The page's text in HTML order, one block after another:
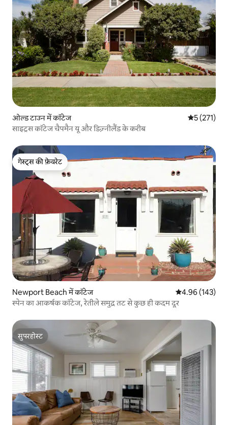
ओल्ड टाउन में कॉटेज औसत रेटिंग 5
5 (271)
साइट्रस कॉटेज चैपमैन यू और डिज़्नीलैंड के करीब
गेस्ट्स की फ़ेवरेट
गेस्ट्स की फ़ेवरेट
Newport Beach में कॉटेज औसत रेटिंग 5 में से
4.96 (143)
स्पेन का आकर्षक कॉटेज, रेतीले समुद्र तट से कुछ ही कदम दूर
सुपरहोस्ट
सुपरहोस्ट